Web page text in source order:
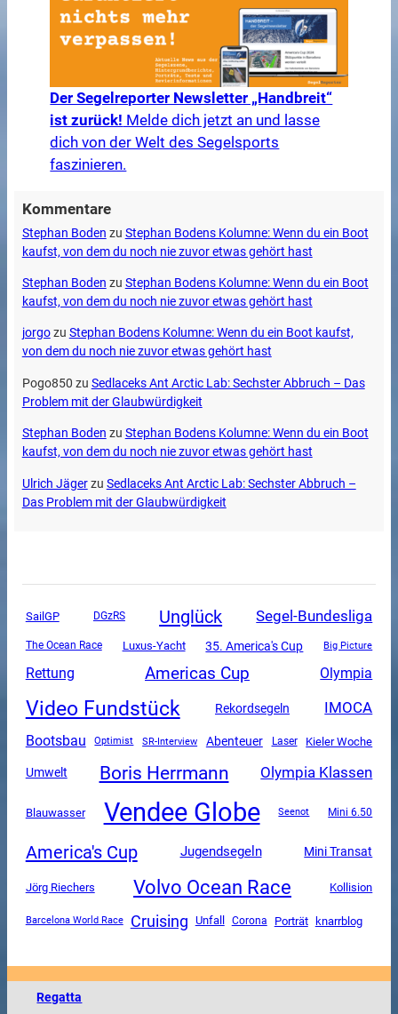
Der Segelreporter Newsletter „Handbreit“
ist zurück! Melde dich jetzt an und lasse
dich von der Welt des Segelsports
faszinieren.
Kommentare
Stephan Boden zu Stephan Bodens Kolumne: Wenn du ein Boot
kaufst, von dem du noch nie zuvor etwas gehört hast
Stephan Boden zu Stephan Bodens Kolumne: Wenn du ein Boot
kaufst, von dem du noch nie zuvor etwas gehört hast
jorgozu Stephan Bodens Kolumne: Wenn du ein Boot kaufst,
von dem du noch nie zuvor etwas gehört hast
Pogo850 zu Sedlaceks Ant Arctic Lab: Sechster Abbruch – Das
Problem mit der Glaubwürdigkeit
Stephan Boden zu Stephan Bodens Kolumne: Wenn du ein Boot
kaufst, von dem du noch nie zuvor etwas gehört hast
Ulrich Jägerzu Sedlaceks Ant Arctic Lab: Sechster Abbruch –
Das Problem mit der Glaubwürdigkeit
SailGP DGzRS Unglück Segel-Bundesliga
The Ocean Race Luxus-Yacht 35. America's Cup Big Picture
Rettung Americas Cup Olympia
Video Fundstück Rekordsegeln IMOCA
Bootsbau Optimist SR-Interview Abenteuer Laser Kieler Woche
Umwelt Boris Herrmann Olympia Klassen
Blauwasser Vendee Globe Seenot Mini 6.50
America's Cup Jugendsegeln Mini Transat
Jörg Riechers Volvo Ocean Race Kollision
Barcelona World Race Cruising Unfall Corona Porträt knarrblog
Regatta